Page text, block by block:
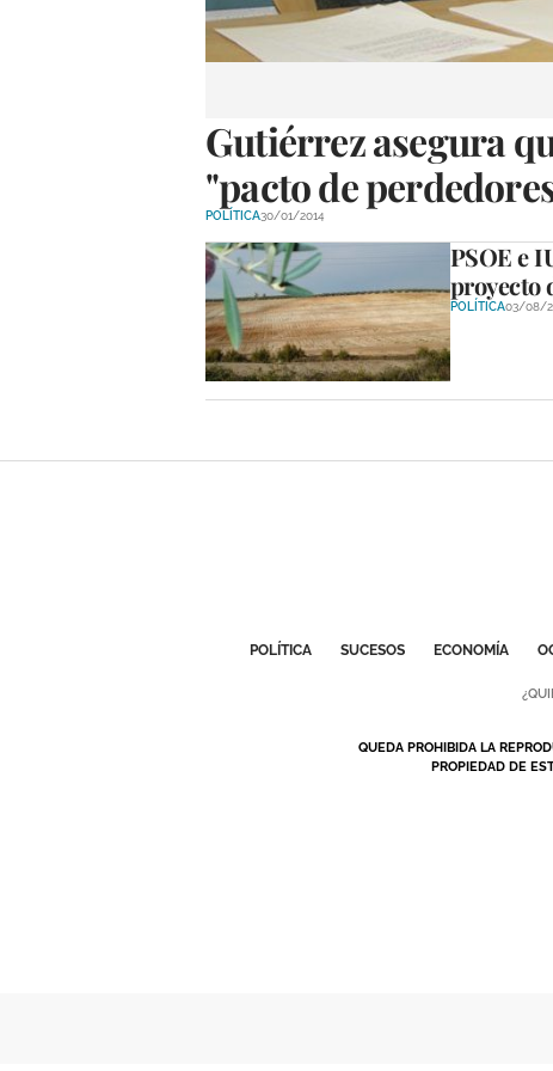
Gutiérrez asegura
"pacto de
POLÍTICA30/01/2014
PSOE e
proyecto
POLÍTICA03/08/
POLÍTICA SUCESOS ECONOMÍA
QUEDA PROHIBIDA LA
PROPIEDAD DE